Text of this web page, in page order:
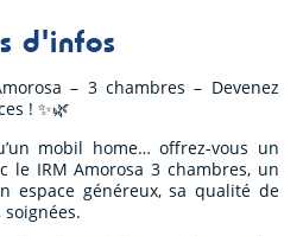
d'infos
– 3 chambres – Devenez
! ✨🌿
mobil home… offrez-vous un
le IRM Amorosa 3 chambres, un
espace généreux, sa qualité de